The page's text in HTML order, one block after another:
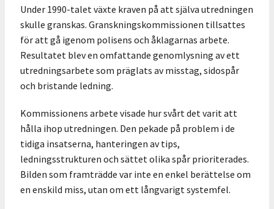
Under 1990-talet växte kraven på att själva utredningen
skulle granskas. Granskningskommissionen tillsattes
för att gå igenom polisens och åklagarnas arbete.
Resultatet blev en omfattande genomlysning av ett
utredningsarbete som präglats av misstag, sidospår
och bristande ledning.
Kommissionens arbete visade hur svårt det varit att
hålla ihop utredningen. Den pekade på problem i de
tidiga insatserna, hanteringen av tips,
ledningsstrukturen och sättet olika spår prioriterades.
Bilden som framträdde var inte en enkel berättelse om
en enskild miss, utan om ett långvarigt systemfel.